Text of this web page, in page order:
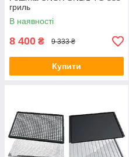
гриль
В наявності
8 400 ₴ 9 333 ₴
Купити